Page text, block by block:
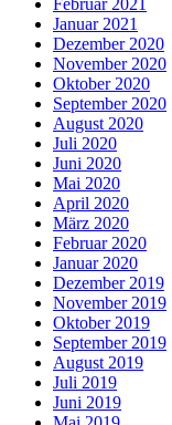
Januar 2021
Dezember 2020
November 2020
Oktober 2020
September 2020
August 2020
Juli 2020
Juni 2020
Mai 2020
April 2020
März 2020
Februar 2020
Januar 2020
Dezember 2019
November 2019
Oktober 2019
September 2019
August 2019
Juli 2019
Juni 2019